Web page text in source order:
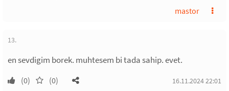
mastor
13.
en sevdigim borek. muhtesem bi tada sahip. evet.
(0) (0) 16.11.2024 22:01